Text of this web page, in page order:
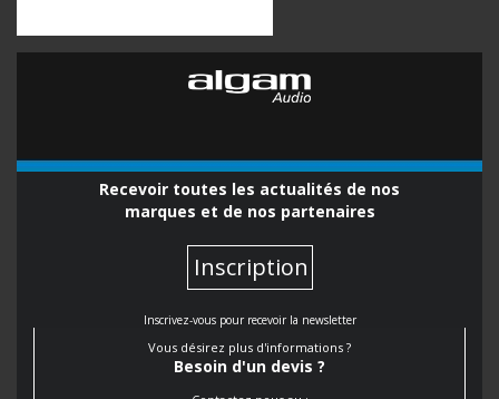
Recevoir toutes les actualités de nos
marques et de nos partenaires
Inscription
Inscrivez-vous pour recevoir la newsletter
Vous désirez plus d'informations ?
Besoin d'un devis ?